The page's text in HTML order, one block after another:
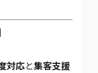
対応と集客支援